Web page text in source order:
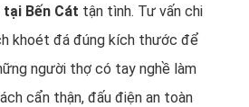
Bến Cát tận tình. Tư vấn chi
khoét đá đúng kích thước để
người thợ có tay nghề làm
cẩn thận, đấu điện an toàn